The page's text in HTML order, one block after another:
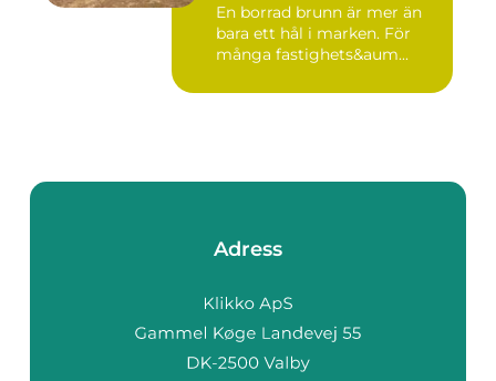
En borrad brunn är mer än
bara ett hål i marken. För
många fastighets&aum...
Adress